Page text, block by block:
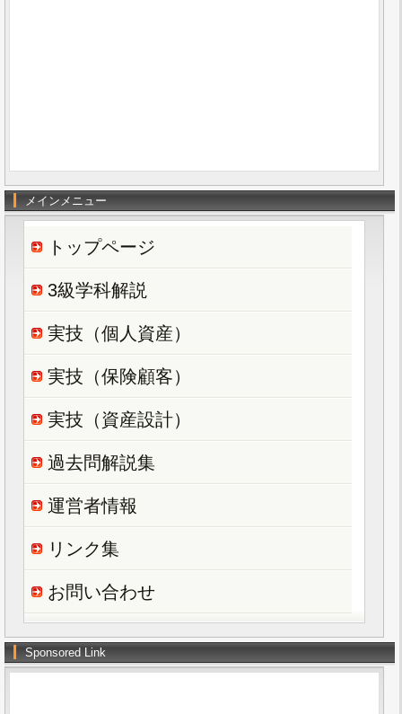
メインメニュー
トップページ
3級学科解説
実技（個人資産）
実技（保険顧客）
実技（資産設計）
過去問解説集
運営者情報
リンク集
お問い合わせ
Sponsored Link